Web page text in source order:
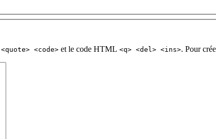
<code> et le code HTML <q> <del> <ins>. Pour